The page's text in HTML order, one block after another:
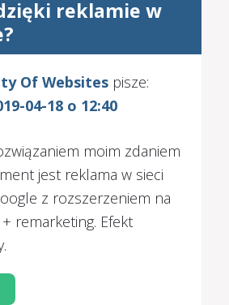
reklamie w
Of Websites pisze:
04-18 o 12:40
moim zdaniem
jest reklama w sieci
z rozszerzeniem na
remarketing. Efekt